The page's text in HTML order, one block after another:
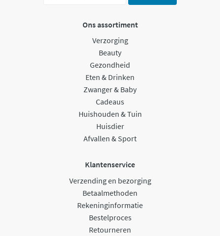
Ons assortiment
Verzorging
Beauty
Gezondheid
Eten & Drinken
Zwanger & Baby
Cadeaus
Huishouden & Tuin
Huisdier
Afvallen & Sport
Klantenservice
Verzending en bezorging
Betaalmethoden
Rekeninginformatie
Bestelproces
Retourneren